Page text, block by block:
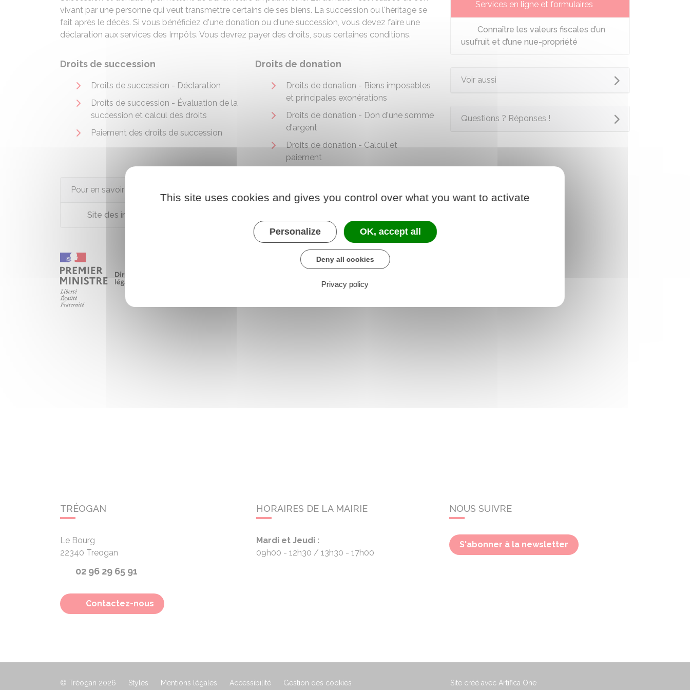
vivant par une personne qui veut transmettre certains de ses biens. La succession ou l'héritage se
fait après le décès. Si vous bénéficiez d'une donation ou d'une succession, vous devez faire une
déclaration aux services des Impôts. Vous devrez payer des droits, sous certaines conditions.
Droits de succession
Droits de succession - Déclaration
Droits de succession - Évaluation de la
succession et calcul des droits
Paiement des droits de succession
Droits de donation
Droits de donation - Biens imposables
et principales exonérations
Droits de donation - Don d'une somme
d'argent
Droits de donation - Calcul et
paiement
Pour en savoir plus
Site des impôts
Services en ligne et formulaires
Connaître les valeurs fiscales d’un
usufruit et d’une nue-propriété
Voir aussi
Questions ? Réponses !
TRÉOGAN
Le Bourg
22340 Treogan
02 96 29 65 91
Contactez-nous
HORAIRES DE LA MAIRIE
Mardi et Jeudi :
09h00 - 12h30
13h30 - 17h00
NOUS SUIVRE
S'abonner à la newsletter
© Tréogan 2026 Styles Mentions légales Accessibilité Gestion des cookies Site créé avec Artifica One
This site uses cookies and gives you control over what you want to activate
Personalize OK, accept all
Deny all cookies
Privacy policy